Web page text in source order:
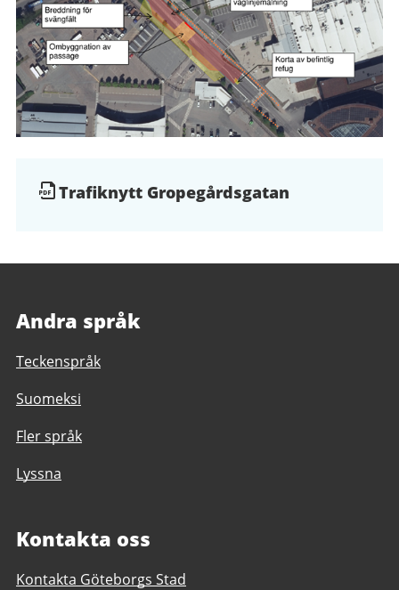
Dokument
filer
Trafiknytt Gropegårdsgatan
Andra språk
Teckenspråk
Suomeksi
Fler språk
Lyssna
Kontakta oss
Kontakta Göteborgs Stad